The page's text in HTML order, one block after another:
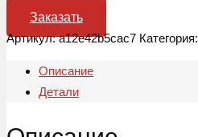
Заказать
Артикул:a12e42b5cac7 Категория:
Описание
Детали